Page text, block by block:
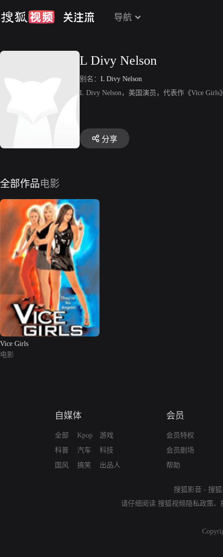
导航
L Divy Nelson
别名： L Divy Nelson
L Divy Nelson，美国演员，代表作《Vice Girls
分享
全部作品电影
Vice Girls
电影
自媒体
全部
科普
国风
Kpop
汽车
搞笑
游戏
科技
出品人
会员
会员特权
会员剧场
帮助
搜狐影音 - 搜
请仔细阅读 搜狐视频隐私政策、